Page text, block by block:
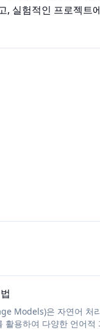
, 실험적인 프로젝트
Models)은 자연어
활용하여 다양한 언어